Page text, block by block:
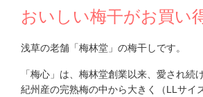
おいしい梅干がお買い
浅草の老舗「梅林堂」の梅干しです。
「梅心」は、梅林堂創業以来、愛され続
紀州産の完熟梅の中から大きく（LLサイ